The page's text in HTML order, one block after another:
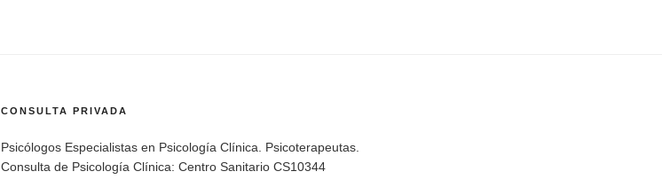
CONSULTA PRIVADA
Psicólogos Especialistas en Psicología Clínica. Psicoterapeutas.
Consulta de Psicología Clínica: Centro Sanitario CS10344